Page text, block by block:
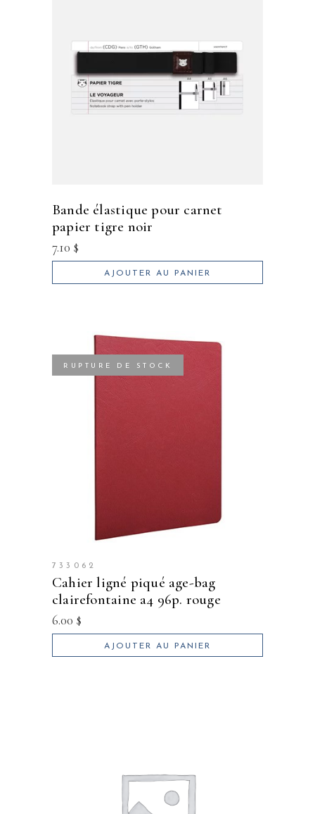
bande élastique pour carnet
papier tigre noir
7.10 $
AJOUTER AU PANIER
RUPTURE DE STOCK
733062
cahier ligné piqué age-bag
clairefontaine a4 96p. rouge
6.00 $
AJOUTER AU PANIER